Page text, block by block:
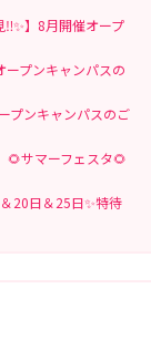
‼✨】8月開催オープ
ープンキャンパスの
プンキャンパスのご
🌻サマーフェスタ🌻
20日＆25日✨特待